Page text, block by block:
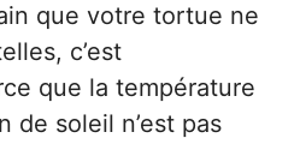
que votre tortue ne
c’est
que la température
de soleil n’est pas